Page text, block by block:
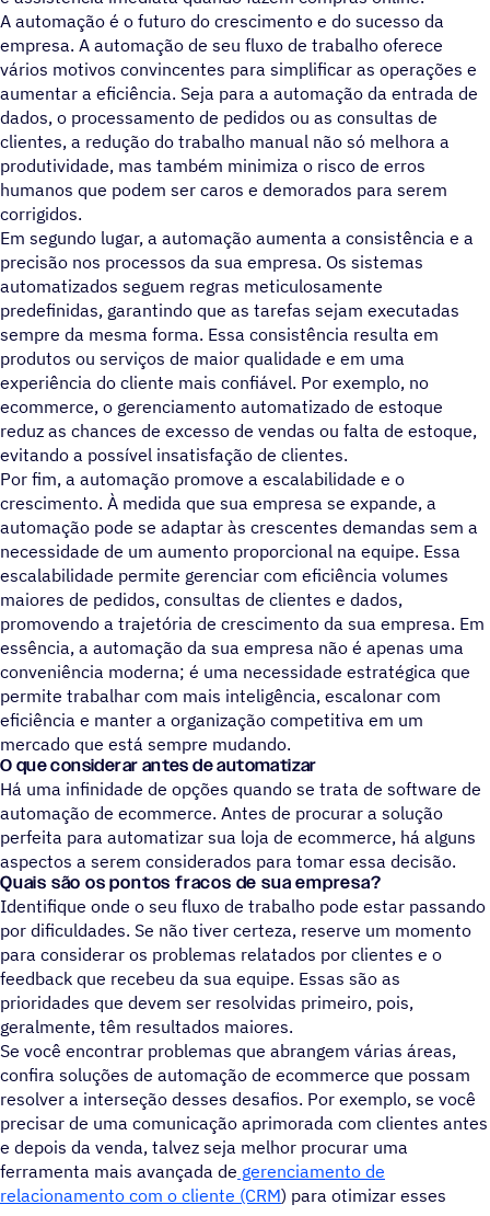
A automação é o futuro do crescimento e do sucesso da
empresa. A automação de seu fluxo de trabalho oferece
vários motivos convincentes para simplificar as operações e
aumentar a eficiência. Seja para a automação da entrada de
dados, o processamento de pedidos ou as consultas de
clientes, a redução do trabalho manual não só melhora a
produtividade, mas também minimiza o risco de erros
humanos que podem ser caros e demorados para serem
corrigidos.
Em segundo lugar, a automação aumenta a consistência e a
precisão nos processos da sua empresa. Os sistemas
automatizados seguem regras meticulosamente
predefinidas, garantindo que as tarefas sejam executadas
sempre da mesma forma. Essa consistência resulta em
produtos ou serviços de maior qualidade e em uma
experiência do cliente mais confiável. Por exemplo, no
ecommerce, o gerenciamento automatizado de estoque
reduz as chances de excesso de vendas ou falta de estoque,
evitando a possível insatisfação de clientes.
Por fim, a automação promove a escalabilidade e o
crescimento. À medida que sua empresa se expande, a
automação pode se adaptar às crescentes demandas sem a
necessidade de um aumento proporcional na equipe. Essa
escalabilidade permite gerenciar com eficiência volumes
maiores de pedidos, consultas de clientes e dados,
promovendo a trajetória de crescimento da sua empresa. Em
essência, a automação da sua empresa não é apenas uma
conveniência moderna; é uma necessidade estratégica que
permite trabalhar com mais inteligência, escalonar com
eficiência e manter a organização competitiva em um
mercado que está sempre mudando.
O que considerar antes de automatizar
Há uma infinidade de opções quando se trata de software de
automação de ecommerce. Antes de procurar a solução
perfeita para automatizar sua loja de ecommerce, há alguns
aspectos a serem considerados para tomar essa decisão.
Quais são os pontos fracos de sua empresa?
Identifique onde o seu fluxo de trabalho pode estar passando
por dificuldades. Se não tiver certeza, reserve um momento
para considerar os problemas relatados por clientes e o
feedback que recebeu da sua equipe. Essas são as
prioridades que devem ser resolvidas primeiro, pois,
geralmente, têm resultados maiores.
Se você encontrar problemas que abrangem várias áreas,
confira soluções de automação de ecommerce que possam
resolver a interseção desses desafios. Por exemplo, se você
precisar de uma comunicação aprimorada com clientes antes
e depois da venda, talvez seja melhor procurar uma
ferramenta mais avançada de gerenciamento de
relacionamento com o cliente (CRM) para otimizar esses